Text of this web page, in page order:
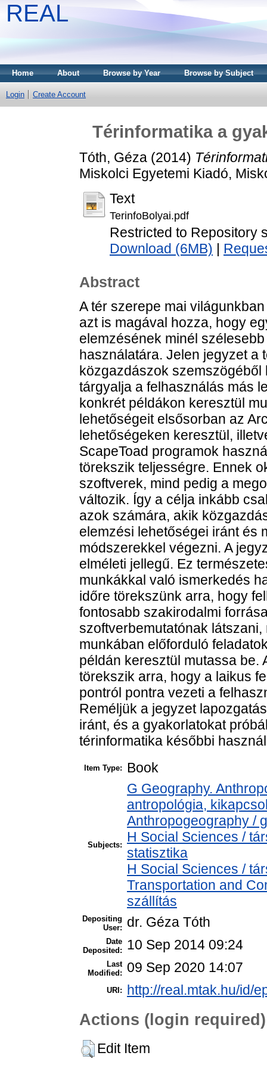
REAL
Home About Browse by Year Browse by Subject
Login Create Account
Térinformatika a
Tóth, Géza (2014)
Miskolci Egyetemi Kiadó,
Text
TerinfoBolyai.pdf
Restricted to Repository
Download (6MB)
Abstract
A tér szerepe mai
azt is magával hozza, hogy
elemzésének minél
használatára. Jelen jegyzet a
közgazdászok
tárgyalja a felhasználás más
konkrét példákon keresztül
lehetőségeit elsősorban az
lehetőségeken keresztül,
ScapeToad programok
törekszik teljességre. Ennek
szoftverek, mind pedig a
változik. Így a célja inkább
azok számára, akik
elemzési lehetőségei iránt és
módszerekkel végezni. A
elméleti jellegű. Ez
munkákkal való ismerkedés
időre törekszünk arra, hogy
fontosabb szakirodalmi
szoftverbemutatónak
munkában előforduló
példán keresztül mutassa be.
törekszik arra, hogy a laikus
pontról pontra vezeti a
Reméljük a jegyzet
iránt, és a gyakorlatokat
térinformatika későbbi
Item Type: Book
Subjects:
G Geography.
antropológia,
Anthropogeography /
H Social Sciences /
statisztika
H Social Sciences /
Transportation and
szállítás
Depositing
User:
dr. Géza Tóth
Date
Deposited:
10 Sep 2014 09:24
Last
Modified:
09 Sep 2020 14:07
URI: http://real.mtak.hu/id/
Actions (login required)
Edit Item